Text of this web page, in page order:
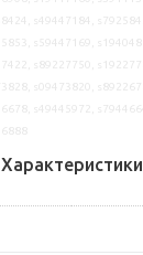
Характеристики